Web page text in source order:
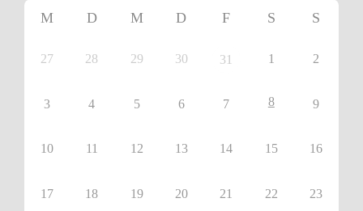
M D M D F S S
27 28 29 30 31 1 2
3 4 5 6 7 8 9
10 11 12 13 14 15 16
17 18 19 20 21 22 23